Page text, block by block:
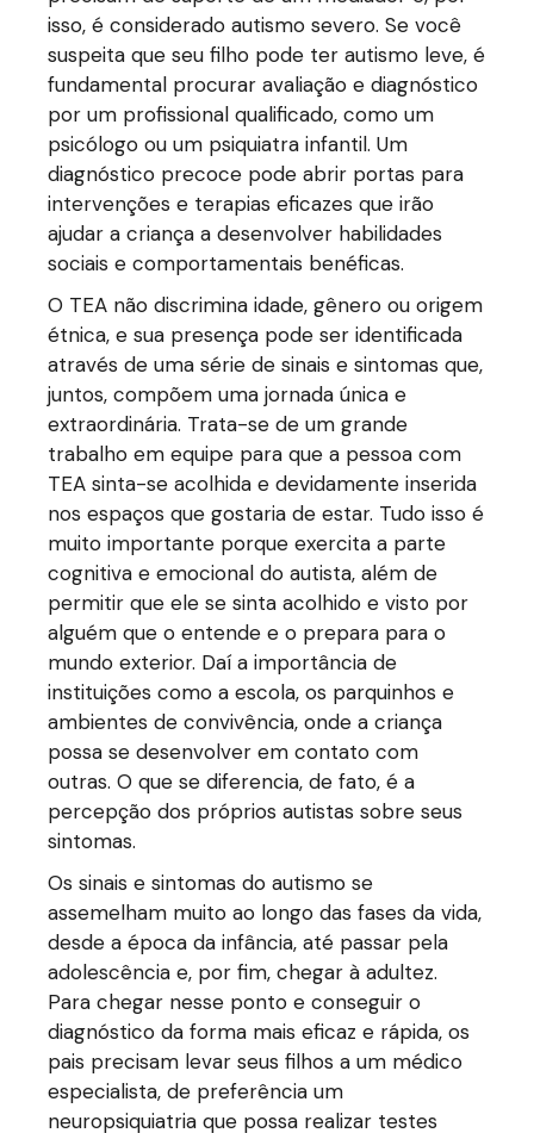
isso, é considerado autismo severo. Se você
suspeita que seu filho pode ter autismo leve, é
fundamental procurar avaliação e diagnóstico
por um profissional qualificado, como um
psicólogo ou um psiquiatra infantil. Um
diagnóstico precoce pode abrir portas para
intervenções e terapias eficazes que irão
ajudar a criança a desenvolver habilidades
sociais e comportamentais benéficas.
O TEA não discrimina idade, gênero ou origem
étnica, e sua presença pode ser identificada
através de uma série de sinais e sintomas que,
juntos, compõem uma jornada única e
extraordinária. Trata-se de um grande
trabalho em equipe para que a pessoa com
TEA sinta-se acolhida e devidamente inserida
nos espaços que gostaria de estar. Tudo isso é
muito importante porque exercita a parte
cognitiva e emocional do autista, além de
permitir que ele se sinta acolhido e visto por
alguém que o entende e o prepara para o
mundo exterior. Daí a importância de
instituições como a escola, os parquinhos e
ambientes de convivência, onde a criança
possa se desenvolver em contato com
outras. O que se diferencia, de fato, é a
percepção dos próprios autistas sobre seus
sintomas.
Os sinais e sintomas do autismo se
assemelham muito ao longo das fases da vida,
desde a época da infância, até passar pela
adolescência e, por fim, chegar à adultez.
Para chegar nesse ponto e conseguir o
diagnóstico da forma mais eficaz e rápida, os
pais precisam levar seus filhos a um médico
especialista, de preferência um
neuropsiquiatria que possa realizar testes